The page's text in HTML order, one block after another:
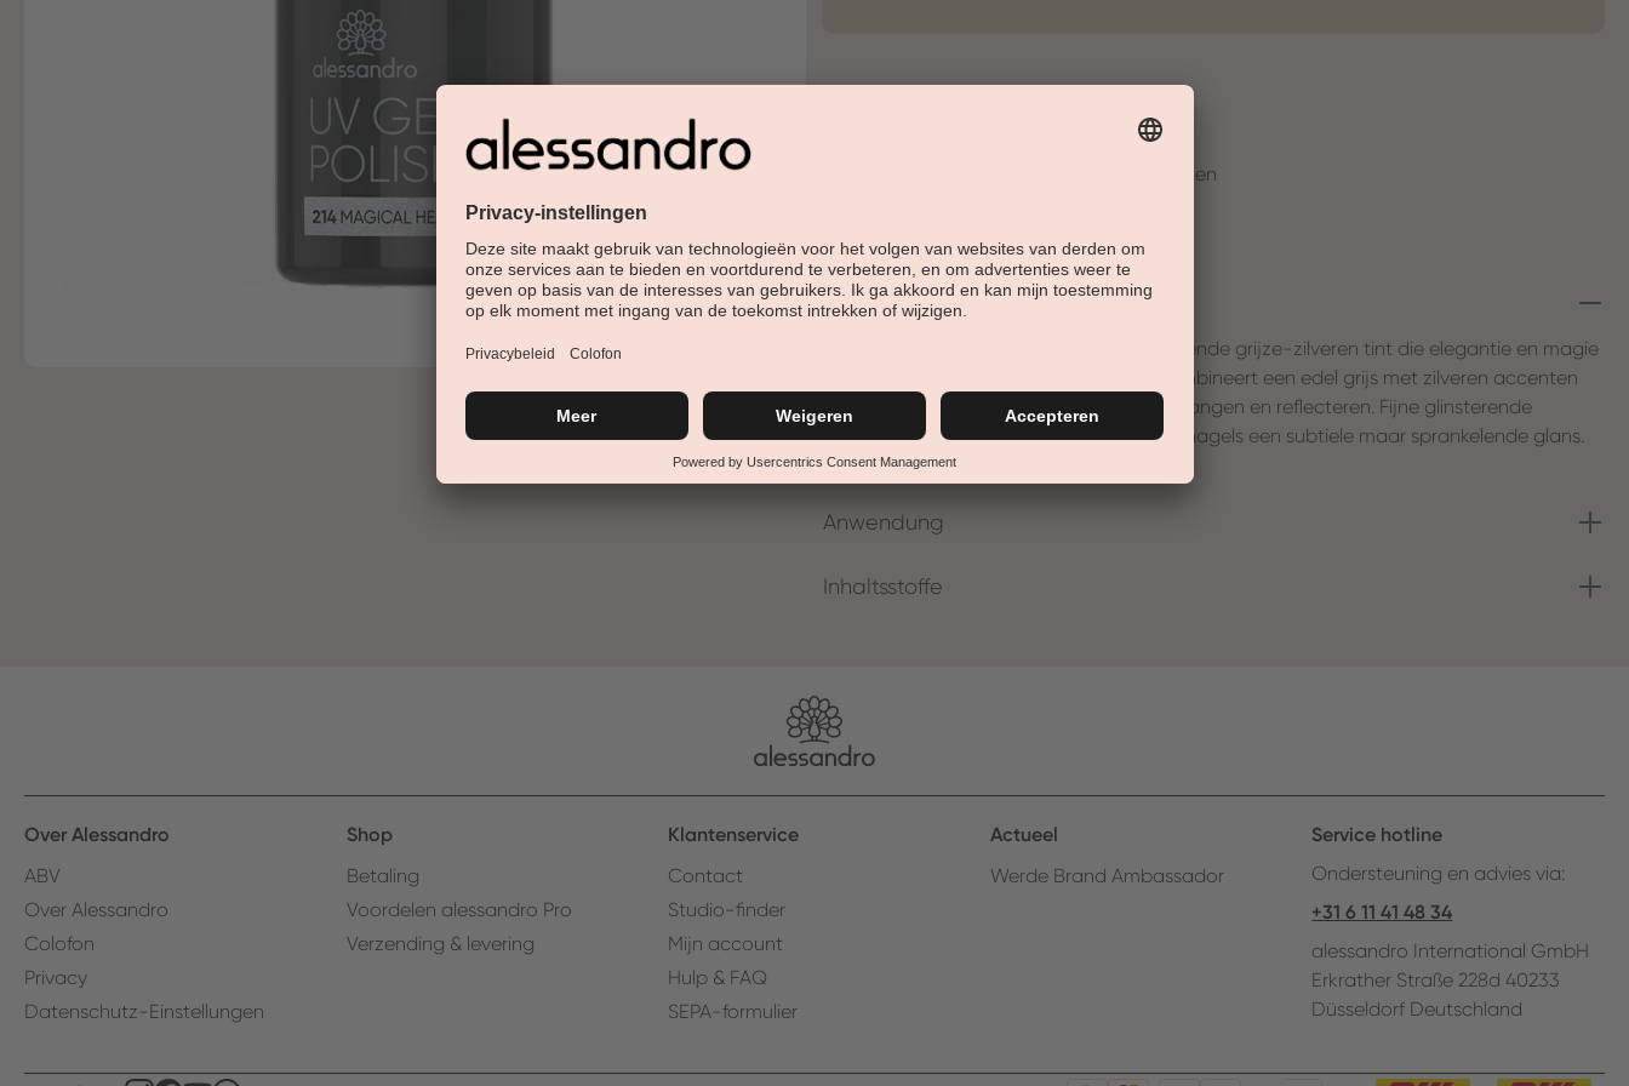
Jetzt shoppen - bezahlen in 30 Tagen
Beschreibung
Magical Healing valt op door zijn betoverende grijze-zilveren tint die elegantie en magie
in zich verenigt. Deze glanzende kleur combineert een edel grijs met zilveren accenten
die het licht op een fascinerende manier vangen en reflecteren. Fijne glinsterende
deeltjes lopen door de kleur en geven de nagels een subtiele maar sprankelende glans.
Anwendung
Inhaltsstoffe
Over Alessandro
ABV
Over Alessandro
Colofon
Privacy
Datenschutz-Einstellungen
Shop
Betaling
Voordelen alessandro Pro
Verzending & levering
Klantenservice
Contact
Studio-finder
Mijn account
Hulp & FAQ
SEPA-formulier
Actueel
Werde Brand Ambassador
Service hotline
Ondersteuning en advies via:
+31 6 11 41 48 34
alessandro International GmbH
Erkrather Straße 228d 40233
Düsseldorf Deutschland